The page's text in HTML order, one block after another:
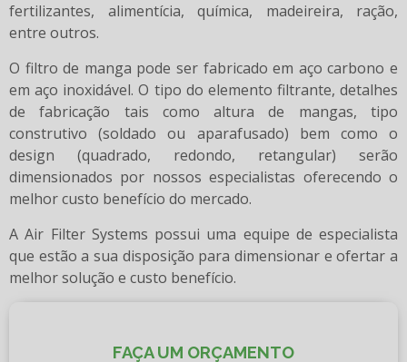
fertilizantes, alimentícia, química, madeireira, ração,
entre outros.
O filtro de manga pode ser fabricado em aço carbono e
em aço inoxidável. O tipo do elemento filtrante, detalhes
de fabricação tais como altura de mangas, tipo
construtivo (soldado ou aparafusado) bem como o
design (quadrado, redondo, retangular) serão
dimensionados por nossos especialistas oferecendo o
melhor custo benefício do mercado.
A Air Filter Systems possui uma equipe de especialista
que estão a sua disposição para dimensionar e ofertar a
melhor solução e custo benefício.
FAÇA UM ORÇAMENTO